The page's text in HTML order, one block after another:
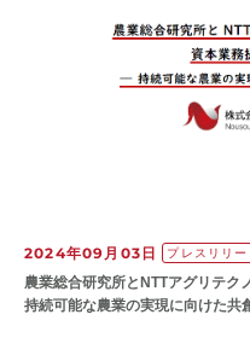
2024年09月03日 プレスリリー
農業総合研究所とNTTアグリテク
持続可能な農業の実現に向けた共